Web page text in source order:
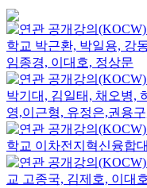
학교 박근환, 박일용, 강
임종경, 이대호, 정상문
박기대, 김일태, 채오병,
영,이근형, 유정은,권용구
학교 이차전지혁신융합
교 고종국, 김제호, 이대